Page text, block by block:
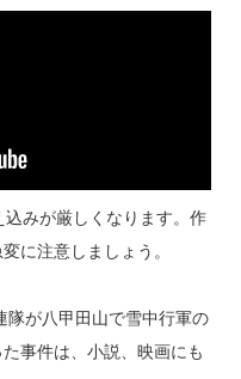
みが厳しくなります。作
に注意しましょう。
隊が八甲田山で雪中行軍の
事件は、小説、映画にも